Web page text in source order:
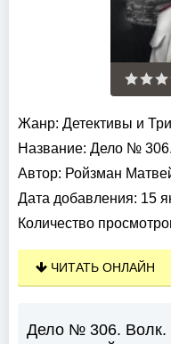
Жанр: Детективы и
Название: Дело №
Автор: Ройзман
Дата добавления: 15
Количество
ЧИТАТЬ ОНЛАЙН
Дело № 306. Волк.